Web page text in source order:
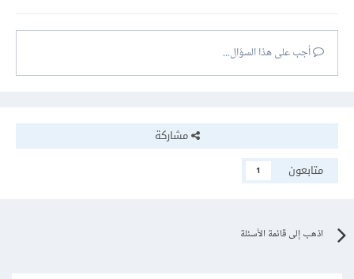
أجب على هذا السؤال...
مشاركة
متابعون
1
اذهب إلى قائمة الأسئلة